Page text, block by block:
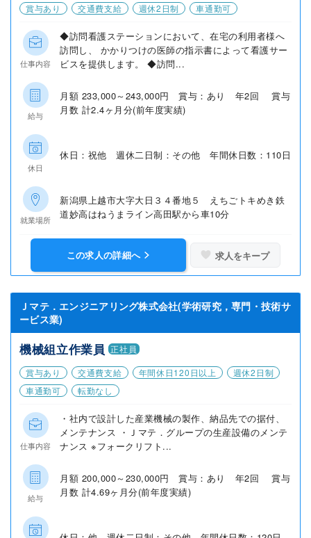
賞与あり
交通費支給 週休2日制 車通勤可
仕事内容
◆訪問看護ステーションにおいて、在宅の利用者様へ
訪問し、 かかりつけの医師の指示書によって看護サー
ビスを提供します。 ◆訪問...
給与
月額 233,000～243,000円 賞与：あり 年2回 賞与
月数 計2.4ヶ月分(前年度実績)
休日
休日：祝他 週休二日制：その他 年間休日数：110日
就業場所
新潟県上越市大字大日３４番地５ えちごトキめき鉄
道妙高はねうまライン高田駅から車10分
この求人の詳細へ 求人をキープ
Ｊマテ．エンジニアリング株式会社(学術研究，専門・技術サ
ービス業)
機械組立作業員 正社員
賞与あり
交通費支給 年間休日120日以上
週休2日制
車通勤可
転勤なし
仕事内容
・社内で設計した産業機械の製作、納品先での据付、
メンテナンス ・Ｊマテ．グループの生産設備のメンテ
ナンス ※フォークリフト...
給与
月額 200,000～230,000円 賞与：あり 年2回 賞与
月数 計4.69ヶ月分(前年度実績)